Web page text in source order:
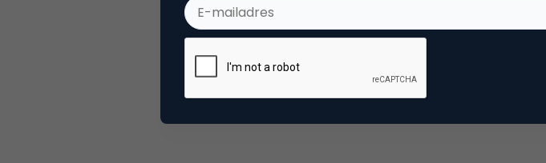
Plaats reactie